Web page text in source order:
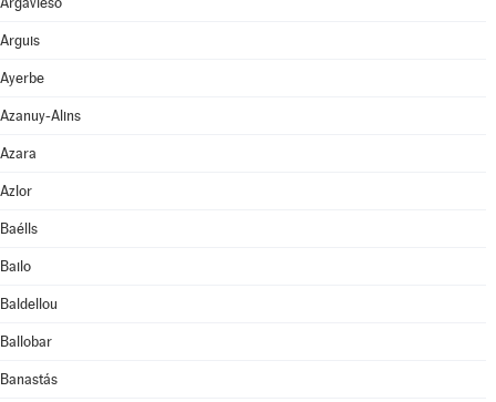
Arguis
Ayerbe
Azanuy-Alins
Azara
Azlor
Baélls
Bailo
Baldellou
Ballobar
Banastás